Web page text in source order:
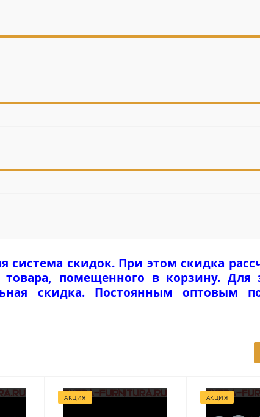
система скидок. При этом скидка
товара, помещенного в корзину. Для
скидка. Постоянным оптовым
АКЦИЯ АКЦИЯ